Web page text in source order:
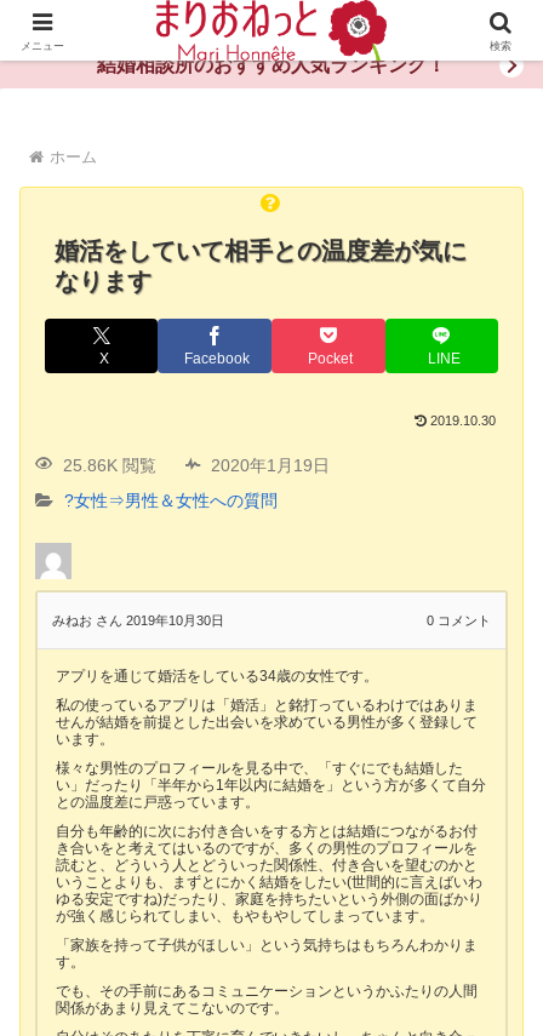
婚活や出会いの体験談・評判・秘訣がわかる情報サイト
結婚相談所のおすすめ人気ランキング！
ホーム
婚活をしていて相手との温度差が気に
なります
X Facebook Pocket LINE
2019.10.30
25.86K 閲覧
2020年1月19日
?女性⇒男性＆女性への質問
みねお さん 2019年10月30日 0 コメント
アプリを通じて婚活をしている34歳の女性です。
私の使っているアプリは「婚活」と銘打っているわけではありま
せんが結婚を前提とした出会いを求めている男性が多く登録して
います。
様々な男性のプロフィールを見る中で、「すぐにでも結婚した
い」だったり「半年から1年以内に結婚を」という方が多くて自分
との温度差に戸惑っています。
自分も年齢的に次にお付き合いをする方とは結婚につながるお付
き合いをと考えてはいるのですが、多くの男性のプロフィールを
読むと、どういう人とどういった関係性、付き合いを望むのかと
いうことよりも、まずとにかく結婚をしたい(世間的に言えばいわ
ゆる安定ですね)だったり、家庭を持ちたいという外側の面ばかり
が強く感じられてしまい、もやもやしてしまっています。
「家族を持って子供がほしい」という気持ちはもちろんわかりま
す。
でも、その手前にあるコミュニケーションというかふたりの人間
関係があまり見えてこないのです。
メニュー 検索